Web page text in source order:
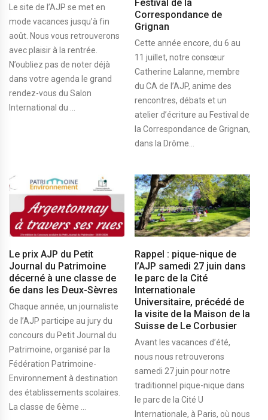
Le site de l’AJP se met en
mode vacances jusqu’à fin
août. Nous vous retrouverons
avec plaisir à la rentrée.
N’oubliez pas de noter déjà
dans votre agenda le grand
rendez-vous du Salon
International du ...
Festival de la
Correspondance de
Grignan
Cette année encore, du 6 au
11 juillet, notre consœur
Catherine Lalanne, membre
du CA de l’AJP, anime des
rencontres, débats et un
atelier d’écriture au Festival de
la Correspondance de Grignan,
dans la Drôme...
Le prix AJP du Petit
Journal du Patrimoine
décerné à une classe de
6e dans les Deux-Sèvres
Chaque année, un journaliste
de l’AJP participe au jury du
concours du Petit Journal du
Patrimoine, organisé par la
Fédération Patrimoine-
Environnement à destination
des établissements scolaires.
La classe de 6ème ...
Rappel : pique-nique de
l’AJP samedi 27 juin dans
le parc de la Cité
Internationale
Universitaire, précédé de
la visite de la Maison de la
Suisse de Le Corbusier
Avant les vacances d’été,
nous nous retrouverons
samedi 27 juin pour notre
traditionnel pique-nique dans
le parc de la Cité U
Internationale, à Paris, où nous